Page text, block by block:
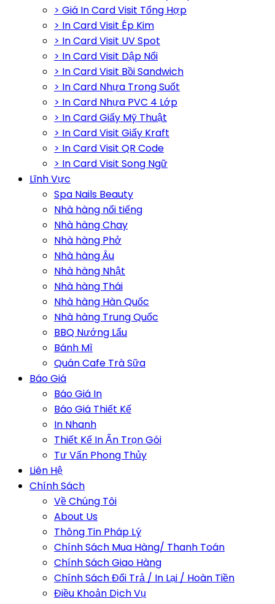
> Giá In Card Visit Tổng Hợp
> In Card Visit Ép Kim
> In Card Visit UV Spot
> In Card Visit Dập Nổi
> In Card Visit Bồi Sandwich
> In Card Nhựa Trong Suốt
> In Card Nhựa PVC 4 Lớp
> In Card Giấy Mỹ Thuật
> In Card Visit Giấy Kraft
> In Card Visit QR Code
> In Card Visit Song Ngữ
Lĩnh Vực
Spa Nails Beauty
Nhà hàng nổi tiếng
Nhà hàng Chay
Nhà hàng Phở
Nhà hàng Âu
Nhà hàng Nhật
Nhà hàng Thái
Nhà hàng Hàn Quốc
Nhà hàng Trung Quốc
BBQ Nướng Lẩu
Bánh Mì
Quán Cafe Trà Sữa
Báo Giá
Báo Giá In
Báo Giá Thiết Kế
In Nhanh
Thiết Kế In Ấn Trọn Gói
Tư Vấn Phong Thủy
Liên Hệ
Chính Sách
Về Chúng Tôi
About Us
Thông Tin Pháp Lý
Chính Sách Mua Hàng/ Thanh Toán
Chính Sách Giao Hàng
Chính Sách Đổi Trả / In Lại / Hoàn Tiền
Điều Khoản Dịch Vụ